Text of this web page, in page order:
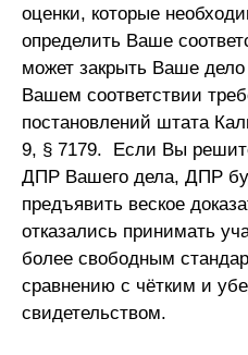
оценки, которые
определить Ваше
может закрыть Ваше
Вашем соответствии
постановлений штата
9, § 7179. Если Вы
ДПР Вашего дела, ДПР
предъявить веское
отказались принимать
более свободным
сравнению с чётким и
свидетельством.